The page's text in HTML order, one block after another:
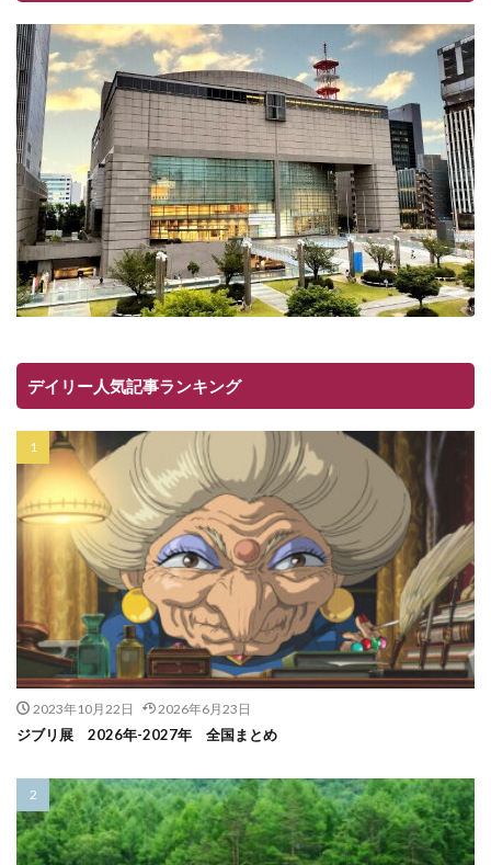
デイリー人気記事ランキング
2023年10月22日 2026年6月23日
ジブリ展 2026年-2027年 全国まとめ